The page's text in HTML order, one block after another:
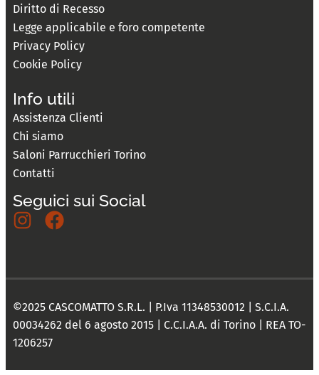
Diritto di Recesso
Legge applicabile e foro competente
Privacy Policy
Cookie Policy
Info utili
Assistenza Clienti
Chi siamo
Saloni Parrucchieri Torino
Contatti
Seguici sui Social
©2025 CASCOMATTO S.R.L. | P.Iva 11348530012 | S.C.I.A.
00034262 del 6 agosto 2015 | C.C.I.A.A. di Torino | REA TO-
1206257